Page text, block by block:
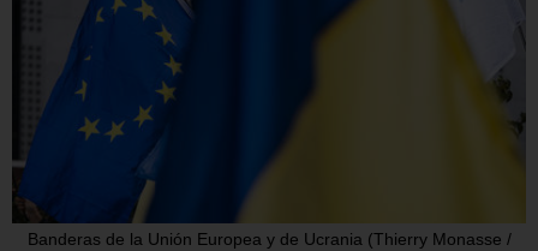
Banderas de la Unión Europea y de Ucrania (Thierry Monasse /